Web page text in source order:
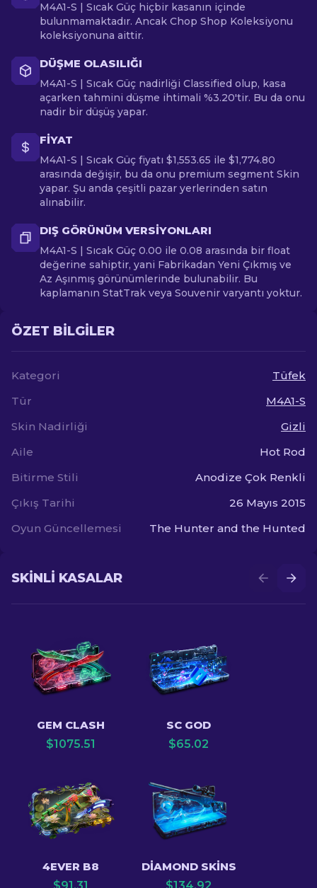
M4A1-S | Sıcak Güç hiçbir kasanın içinde
bulunmamaktadır. Ancak Chop Shop Koleksiyonu
koleksiyonuna aittir.
DÜŞME OLASILIĞI
M4A1-S | Sıcak Güç nadirliği Classified olup, kasa
açarken tahmini düşme ihtimali %3.20'tir. Bu da onu
nadir bir düşüş yapar.
FIYAT
M4A1-S | Sıcak Güç fiyatı $1,553.65 ile $1,774.80
arasında değişir, bu da onu premium segment Skin
yapar. Şu anda çeşitli pazar yerlerinden satın
alınabilir.
DIŞ GÖRÜNÜM VERSIYONLARI
M4A1-S | Sıcak Güç 0.00 ile 0.08 arasında bir float
değerine sahiptir, yani Fabrikadan Yeni Çıkmış ve
Az Aşınmış görünümlerinde bulunabilir. Bu
kaplamanın StatTrak veya Souvenir varyantı yoktur.
ÖZET BILGILER
Kategori
Tüfek
Tür
M4A1-S
Skin Nadirliği
Gizli
Aile
Hot Rod
Bitirme Stili
Anodize Çok Renkli
Çıkış Tarihi
26 Mayıs 2015
Oyun Güncellemesi
The Hunter and the Hunted
SKINLI KASALAR
GEM CLASH
$1075.51
SC GOD
$65.02
4EVER B8
DIAMOND SKINS